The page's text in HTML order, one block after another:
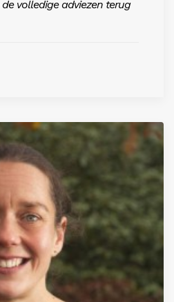
de volledige adviezen terug